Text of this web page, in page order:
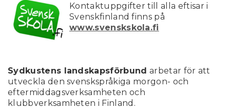
Kontaktuppgifter till alla eftisar i
Svenskfinland finns på
www.svenskskola.fi
Sydkustens landskapsförbund arbetar för att
utveckla den svenskspråkiga morgon- och
eftermiddagsverksamheten och
klubbverksamheten i Finland.